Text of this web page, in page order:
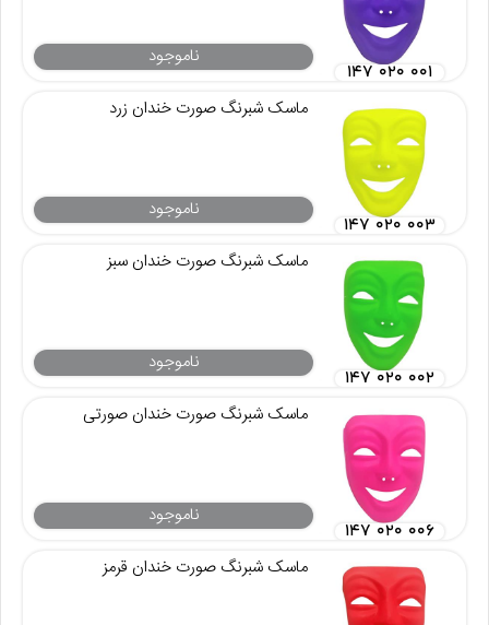
ناموجود
۱۴۷ ۰۲۰ ۰۰۱
ماسک شبرنگ صورت خندان زرد
ناموجود
۱۴۷ ۰۲۰ ۰۰۳
ماسک شبرنگ صورت خندان سبز
ناموجود
۱۴۷ ۰۲۰ ۰۰۲
ماسک شبرنگ صورت خندان صورتی
ناموجود
۱۴۷ ۰۲۰ ۰۰۶
ماسک شبرنگ صورت خندان قرمز